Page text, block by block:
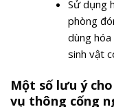
Sử dụng
phòng
dùng
sinh vật
Một số lưu ý
vụ thông cống